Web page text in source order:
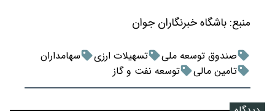
منبع: باشگاه خبرنگاران جوان
صندوق توسعه ملی تسهیلات ارزی
سهامداران
تامین مالی
توسعه نفت و گاز